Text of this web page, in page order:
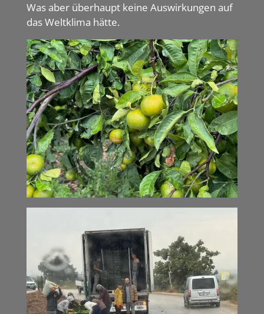
Was aber überhaupt keine Auswirkungen auf
das Weltklima hätte.